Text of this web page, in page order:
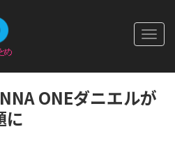
ONEダニエルが
に